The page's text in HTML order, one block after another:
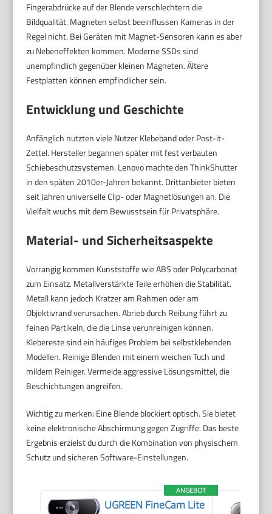
Fingerabdrücke auf der Blende verschlechtern die
Bildqualität. Magneten selbst beeinflussen Kameras in der
Regel nicht. Bei Geräten mit Magnet-Sensoren kann es aber
zu Nebeneffekten kommen. Moderne SSDs sind
unempfindlich gegenüber kleinen Magneten. Ältere
Festplatten können empfindlicher sein.
Entwicklung und Geschichte
Anfänglich nutzten viele Nutzer Klebeband oder Post-it-
Zettel. Hersteller begannen später mit fest verbauten
Schiebeschutzsystemen. Lenovo machte den ThinkShutter
in den späten 2010er-Jahren bekannt. Drittanbieter bieten
seit Jahren universelle Clip- oder Magnetlösungen an. Die
Vielfalt wuchs mit dem Bewusstsein für Privatsphäre.
Material- und Sicherheitsaspekte
Vorrangig kommen Kunststoffe wie ABS oder Polycarbonat
zum Einsatz. Metallverstärkte Teile erhöhen die Stabilität.
Metall kann jedoch Kratzer am Rahmen oder am
Objektivrand verursachen. Abrieb durch Reibung führt zu
feinen Partikeln, die die Linse verunreinigen können.
Klebereste sind ein häufiges Problem bei selbstklebenden
Modellen. Reinige Blenden mit einem weichen Tuch und
mildem Reiniger. Vermeide aggressive Lösungsmittel, die
Beschichtungen angreifen.
Wichtig zu merken: Eine Blende blockiert optisch. Sie bietet
keine elektronische Abschirmung gegen Zugriffe. Das beste
Ergebnis erzielst du durch die Kombination von physischem
Schutz und sicheren Software-Einstellungen.
ANGEBOT
UGREEN FineCam Lite